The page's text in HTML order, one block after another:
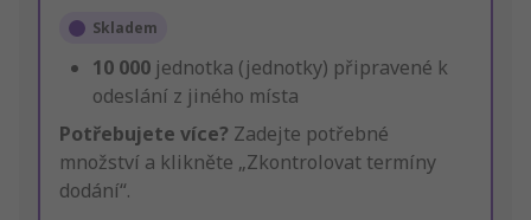
Skladem
10 000 jednotka (jednotky) připravené k
odeslání z jiného místa
Potřebujete více? Zadejte potřebné
množství a klikněte „Zkontrolovat termíny
dodání“.